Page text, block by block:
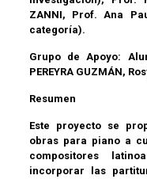
ZANNI, Prof. Ana
categoría).
Grupo de Apoyo:
PEREYRA GUZMÁN,
Resumen
Este proyecto se
obras para piano a
compositores
incorporar las